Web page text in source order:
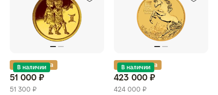
Золотая карта
В наличии
51 000 ₽
51 300 ₽
Золотая карта
В наличии
423 000 ₽
424 000 ₽